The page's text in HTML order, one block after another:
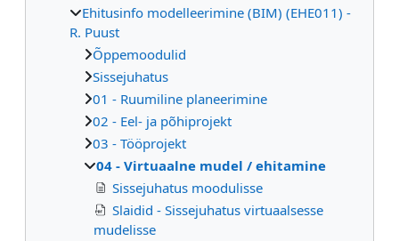
Ehitusinfo modelleerimine (BIM) (EHE011) -
R. Puust
Õppemoodulid
Sissejuhatus
01 - Ruumiline planeerimine
02 - Eel- ja põhiprojekt
03 - Tööprojekt
04 - Virtuaalne mudel / ehitamine
Sissejuhatus moodulisse
Slaidid - Sissejuhatus virtuaalsesse
mudelisse